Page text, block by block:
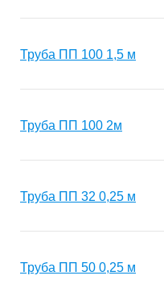
Труба ПП 100 1,5 м
Труба ПП 100 2м
Труба ПП 32 0,25 м
Труба ПП 50 0,25 м